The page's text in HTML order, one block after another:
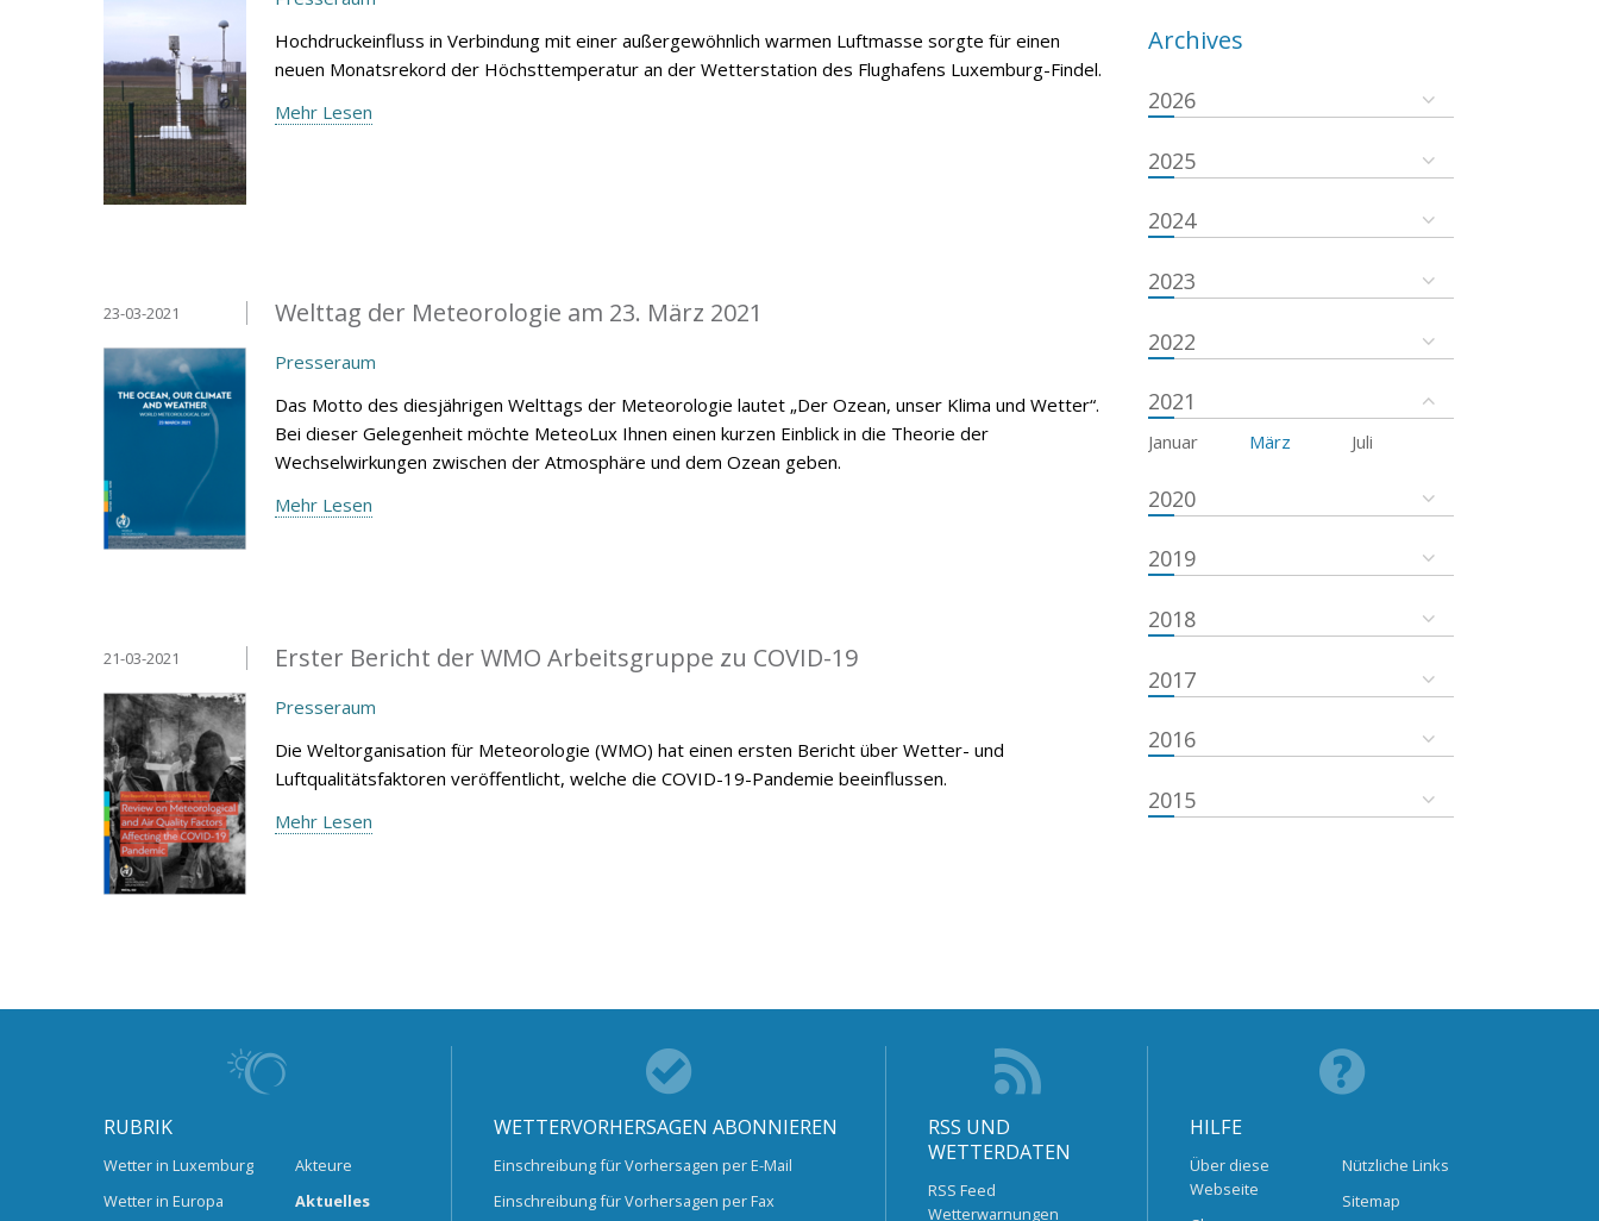
Hochdruckeinfluss in Verbindung mit einer außergewöhnlich warmen Luftmasse sorgte für einen
neuen Monatsrekord der Höchsttemperatur an der Wetterstation des Flughafens Luxemburg-Findel.
Mehr Lesen
Welttag der Meteorologie am 23. März 2021
23-03-2021
Presseraum
Das Motto des diesjährigen Welttags der Meteorologie lautet „Der Ozean, unser Klima und Wetter“.
Bei dieser Gelegenheit möchte MeteoLux Ihnen einen kurzen Einblick in die Theorie der
Wechselwirkungen zwischen der Atmosphäre und dem Ozean geben.
Mehr Lesen
Erster Bericht der WMO Arbeitsgruppe zu COVID-19
21-03-2021
Presseraum
Die Weltorganisation für Meteorologie (WMO) hat einen ersten Bericht über Wetter- und
Luftqualitätsfaktoren veröffentlicht, welche die COVID-19-Pandemie beeinflussen.
Mehr Lesen
Archives
2026
2025
2024
2023
2022
2021
Januar März Juli
2020
2019
2018
2017
2016
2015
RUBRIK
Wetter in Luxemburg
Wetter in Europa
Akteure
Aktuelles
WETTERVORHERSAGEN ABONNIEREN
Einschreibung für Vorhersagen per E-Mail
Einschreibung für Vorhersagen per Fax
RSS UND
WETTERDATEN
RSS Feed
Wetterwarnungen
HILFE
Über diese
Webseite
Nützliche Links
Sitemap